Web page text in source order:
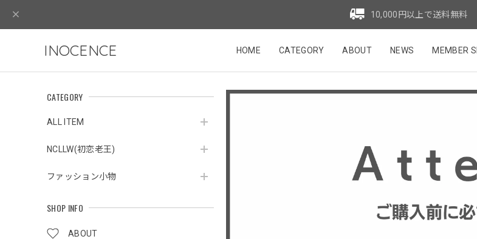
10,000円以上で送料無料
INOCENCE HOME CATEGORY ABOUT NEWS MEMBER
CATEGORY
ALL ITEM
NCLLW(初恋老王)
ファッション小物
SHOP INFO
ABOUT